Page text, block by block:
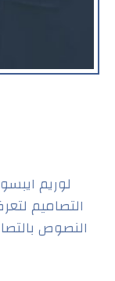
لوريم
التصاميم
النصوص